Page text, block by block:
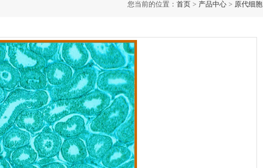
您当前的位置： 首页 > 产品中心 > 原代细胞